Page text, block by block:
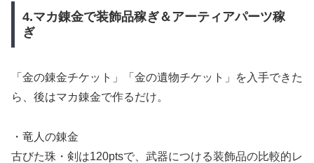
4.マカ錬金で装飾品稼ぎ＆アーティアパーツ稼
ぎ
「金の錬金チケット」「金の遺物チケット」を入手できた
ら、後はマカ錬金で作るだけ。
・竜人の錬金
古びた珠・剣は120ptsで、武器につける装飾品の比較的レ